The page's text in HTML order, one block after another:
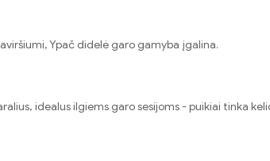
Ypač didelė garo gamyba įgalina.
idealus ilgiems garo sesijoms - puikiai tinka